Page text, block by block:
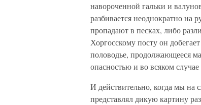
навороченной гальки и
разбивается неоднократно на
пропадают в песках, либо
Хоргосскому посту он
половодье, продолжающееся
опасностью и во всяком
И действительно, когда мы на
представлял дикую картину